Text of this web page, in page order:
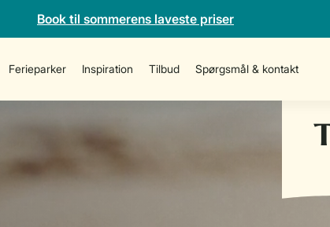
Book til sommerens laveste priser
Ferieparker Inspiration Tilbud Spørgsmål & kontakt